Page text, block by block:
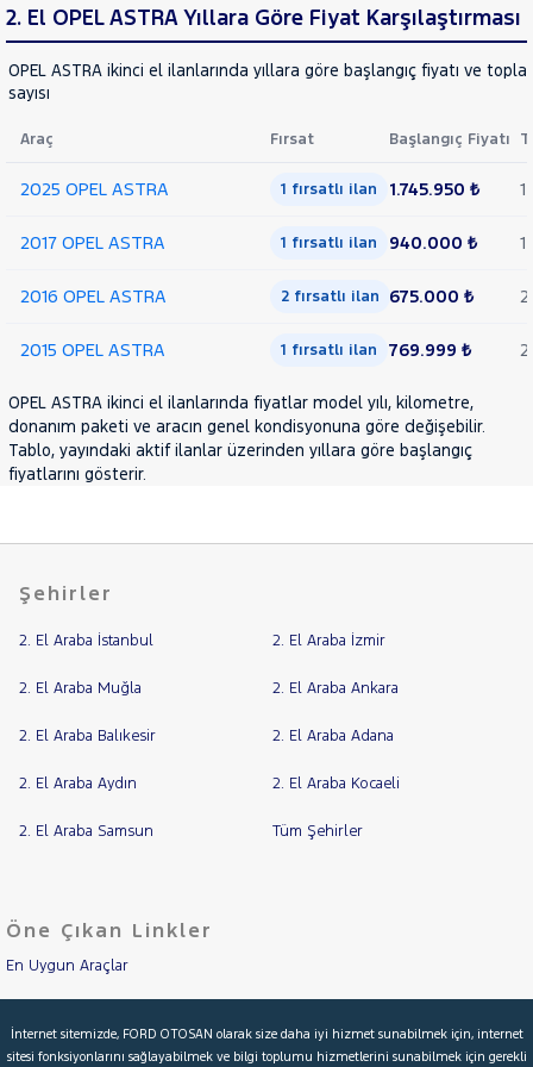
EDITION
PLUS
Astra-
X
VIVARO
Life
RENAULT
SEAT
SKODA
TESLA
TRAKTÖR
VOLKSWAGEN
2. El OPEL ASTRA Yıllara Göre Fiyat Karşılaştırması
OPEL ASTRA ikinci el ilanlarında yıllara göre başlangıç fiyatı ve
sayısı
Araç Fırsat Başlangıç Fiyatı
2025 OPEL ASTRA 1 fırsatlı ilan 1.745.950 ₺ 1
2017 OPEL ASTRA 1 fırsatlı ilan 940.000 ₺ 1
2016 OPEL ASTRA 2 fırsatlı ilan 675.000 ₺ 2
2015 OPEL ASTRA 1 fırsatlı ilan 769.999 ₺ 2
OPEL ASTRA ikinci el ilanlarında fiyatlar model yılı, kilometre,
donanım paketi ve aracın genel kondisyonuna göre değişebilir.
Tablo, yayındaki aktif ilanlar üzerinden yıllara göre başlangıç
fiyatlarını gösterir.
Şehirler
2. El Araba İstanbul 2. El Araba İzmir
2. El Araba Muğla 2. El Araba Ankara
2. El Araba Balıkesir 2. El Araba Adana
2. El Araba Aydın 2. El Araba Kocaeli
2. El Araba Samsun Tüm Şehirler
Öne Çıkan Linkler
En Uygun Araçlar
İkinci El Garanti
İnternet sitemizde, FORD OTOSAN olarak size daha iyi hizmet sunabilmek için, internet
sitesi fonksiyonlarını sağlayabilmek ve bilgi toplumu hizmetlerini sunabilmek için gerekli